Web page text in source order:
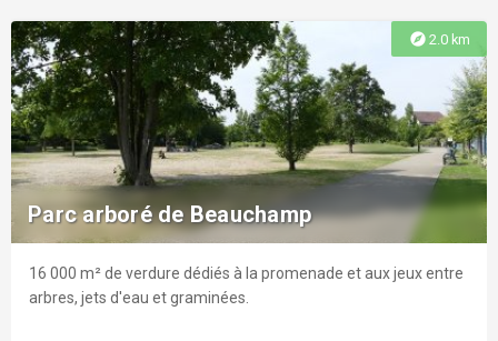
Centre équestre des Tilleuls
Dans une ambiance familiale, au coeur de la Vallée de Chauvry,
à 10 minutes de Saint-Ouen-L'aumône, le Centre Equestre des
Tilleuls vous accueille pour pratiquer l'équitation de Pleine
Nature ainsi que l'équitation classique.
explore 2.0 km
Parc arboré de Beauchamp
16 000 m² de verdure dédiés à la promenade et aux jeux entre
arbres, jets d'eau et graminées.